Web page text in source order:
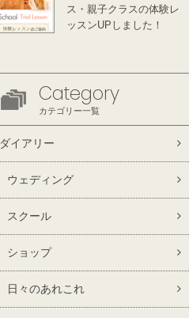
ス・親子クラスの体験レ
ッスンUPしました！
Category
カテゴリー一覧
ダイアリー
ウェディング
スクール
ショップ
日々のあれこれ